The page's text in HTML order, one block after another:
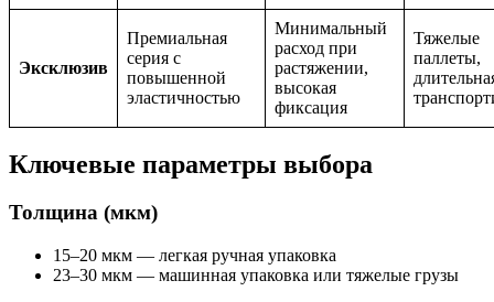
Эксклюзив
Премиальная
серия с
повышенной
эластичностью
Минимальный
расход при
растяжении,
высокая
фиксация
Тяжелые
паллеты,
Ключевые параметры выбора
Толщина (мкм)
15–20 мкм — легкая ручная упаковка
23–30 мкм — машинная упаковка или тяжелые грузы